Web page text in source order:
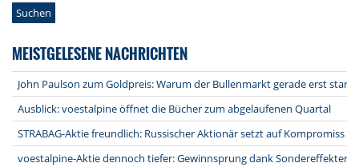
Suchen
MEISTGELESENE NACHRICHTEN
John Paulson zum Goldpreis: Warum der Bullenmarkt gerade erst
Ausblick: voestalpine öffnet die Bücher zum abgelaufenen Quartal
STRABAG-Aktie freundlich: Russischer Aktionär setzt auf Kompromiss
voestalpine-Aktie dennoch tiefer: Gewinnsprung dank Sondereffekten